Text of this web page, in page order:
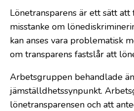
Lönetransparens är ett sätt
misstanke om
kan anses vara problematisk
om transparens fastslår att
Arbetsgruppen behandlade
jämställdhetssynpunkt.
lönetransparensen och att